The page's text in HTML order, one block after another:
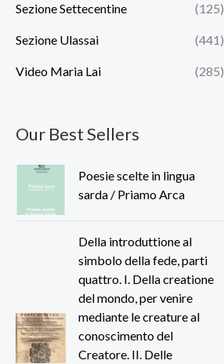
Sezione Settecentine (125)
Sezione Ulassai (441)
Video Maria Lai (285)
Our Best Sellers
Poesie scelte in lingua
sarda / Priamo Arca
Della introduttione al
simbolo della fede, parti
quattro. I. Della creatione
del mondo, per venire
mediante le creature al
conoscimento del
Creatore. II. Delle